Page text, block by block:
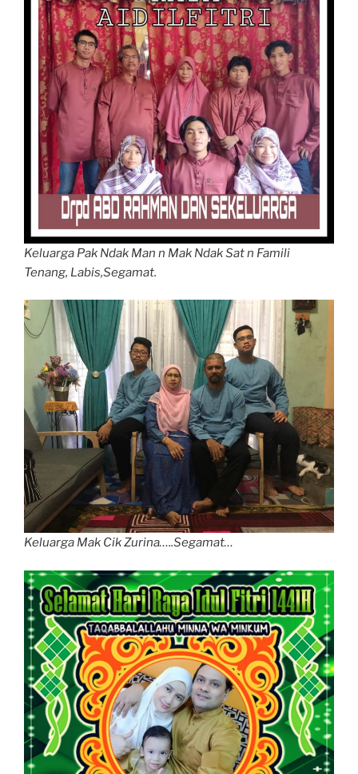
Keluarga Pak Ndak Man n Mak Ndak Sat n Famili
Tenang, Labis,Segamat.
Keluarga Mak Cik Zurina…..Segamat…